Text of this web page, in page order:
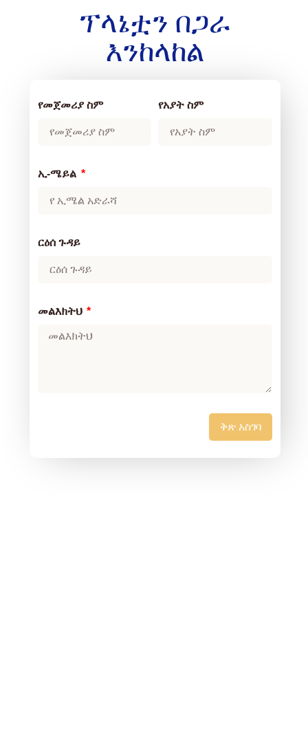
ፕላኔቷን በጋራ
እንከላከል
የመጀመሪያ ስም የአያት ስም
ኢ-ሜይል
ርዕሰ ጉዳይ
መልእክትህ
ቅጽ አስገባ